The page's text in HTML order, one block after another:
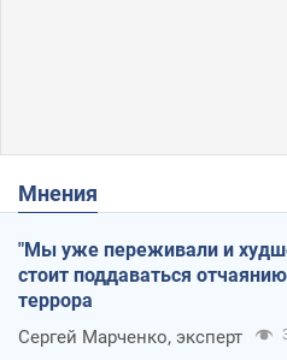
Мнения
"Мы уже переживали и
стоит поддаваться
террора
Сергей Марченко, эксперт